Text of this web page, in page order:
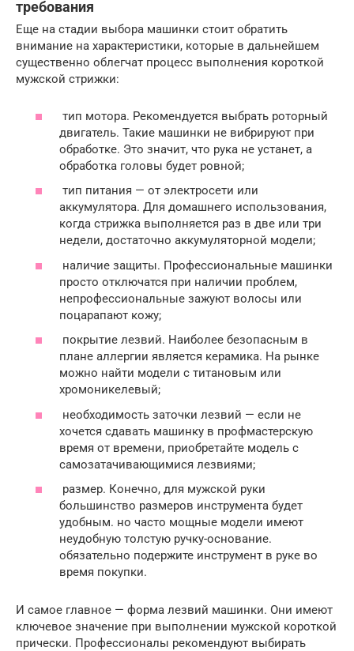
требования
Еще на стадии выбора машинки стоит обратить
внимание на характеристики, которые в дальнейшем
существенно облегчат процесс выполнения короткой
мужской стрижки:
тип мотора. Рекомендуется выбрать роторный
двигатель. Такие машинки не вибрируют при
обработке. Это значит, что рука не устанет, а
обработка головы будет ровной;
тип питания — от электросети или
аккумулятора. Для домашнего использования,
когда стрижка выполняется раз в две или три
недели, достаточно аккумуляторной модели;
наличие защиты. Профессиональные машинки
просто отключатся при наличии проблем,
непрофессиональные зажуют волосы или
поцарапают кожу;
покрытие лезвий. Наиболее безопасным в
плане аллергии является керамика. На рынке
можно найти модели с титановым или
хромоникелевый;
необходимость заточки лезвий — если не
хочется сдавать машинку в профмастерскую
время от времени, приобретайте модель с
самозатачивающимися лезвиями;
размер. Конечно, для мужской руки
большинство размеров инструмента будет
удобным. но часто мощные модели имеют
неудобную толстую ручку-основание.
обязательно подержите инструмент в руке во
время покупки.
И самое главное — форма лезвий машинки. Они имеют
ключевое значение при выполнении мужской короткой
прически. Профессионалы рекомендуют выбирать